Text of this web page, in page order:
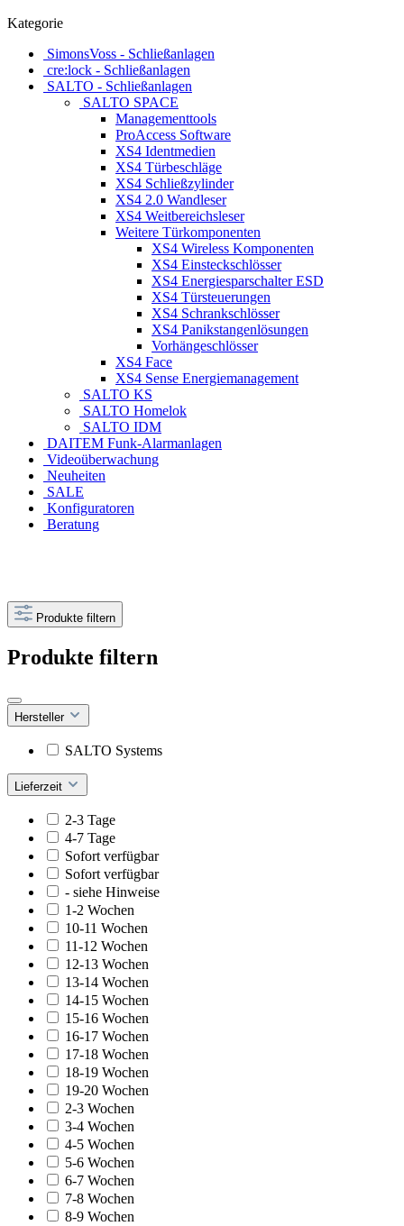
Kategorie
SimonsVoss - Schließanlagen
cre:lock - Schließanlagen
SALTO - Schließanlagen
SALTO SPACE
Managementtools
ProAccess Software
XS4 Identmedien
XS4 Türbeschläge
XS4 Schließzylinder
XS4 2.0 Wandleser
XS4 Weitbereichsleser
Weitere Türkomponenten
XS4 Wireless Komponenten
XS4 Einsteckschlösser
XS4 Energiesparschalter ESD
XS4 Türsteuerungen
XS4 Schrankschlösser
XS4 Panikstangenlösungen
Vorhängeschlösser
XS4 Face
XS4 Sense Energiemanagement
SALTO KS
SALTO Homelok
SALTO IDM
DAITEM Funk-Alarmanlagen
Videoüberwachung
Neuheiten
SALE
Konfiguratoren
Beratung
Produkte filtern
Produkte filtern
Hersteller
SALTO Systems
Lieferzeit
2-3 Tage
4-7 Tage
Sofort verfügbar
Sofort verfügbar
- siehe Hinweise
1-2 Wochen
10-11 Wochen
11-12 Wochen
12-13 Wochen
13-14 Wochen
14-15 Wochen
15-16 Wochen
16-17 Wochen
17-18 Wochen
18-19 Wochen
19-20 Wochen
2-3 Wochen
3-4 Wochen
4-5 Wochen
5-6 Wochen
6-7 Wochen
7-8 Wochen
8-9 Wochen